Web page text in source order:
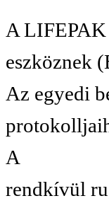
A
eszköznek
Az egyedi
A
rendkívül